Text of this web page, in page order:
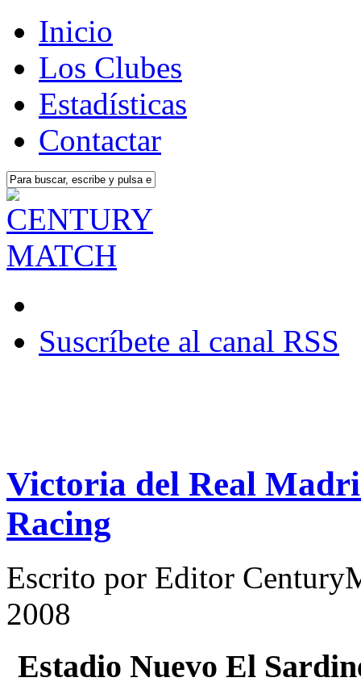
Inicio
Los Clubes
Estadísticas
Contactar
Suscríbete al canal RSS
Victoria del Real
Racing
Escrito por Editor
2008
Estadio Nuevo El